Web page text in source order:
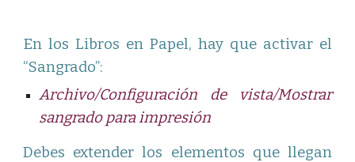
En los Libros en Papel, hay que activar el
“Sangrado”:
Archivo/Configuración de vista/Mostrar
sangrado para impresión
Debes extender los elementos que llegan